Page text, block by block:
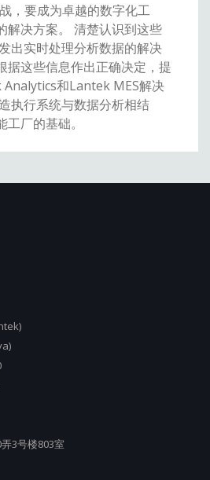
，要成为卓越的数字化工
解决方案。 清楚认识到这些
出实时处理分析数据的解决
据这些信息作出正确决定，提
和Lantek MES解决
执行系统与数据分析相结
厂的基础。
3号楼803室